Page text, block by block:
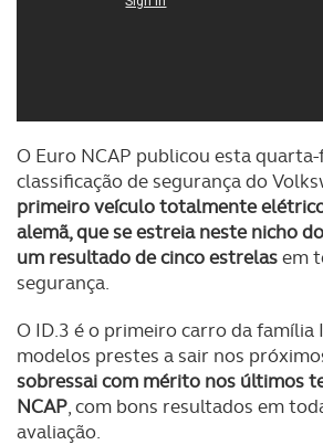
O Euro NCAP publicou esta
classificação de segurança do
primeiro veículo totalmente
alemã, que se estreia neste nicho
um resultado de cinco estrelasem
segurança.
O ID.3 é o primeiro carro da família
modelos prestes a sair nos
sobressai com mérito nos últimos
NCAP, com bons resultados em
avaliação.